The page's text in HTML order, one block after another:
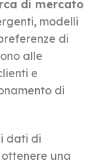
di mercato
modelli
di
alle
e
di
dati di
una